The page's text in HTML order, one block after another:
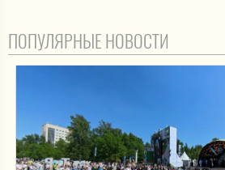
ПОПУЛЯРНЫЕ НОВОСТИ